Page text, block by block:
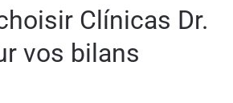
Clínicas Dr.
vos bilans